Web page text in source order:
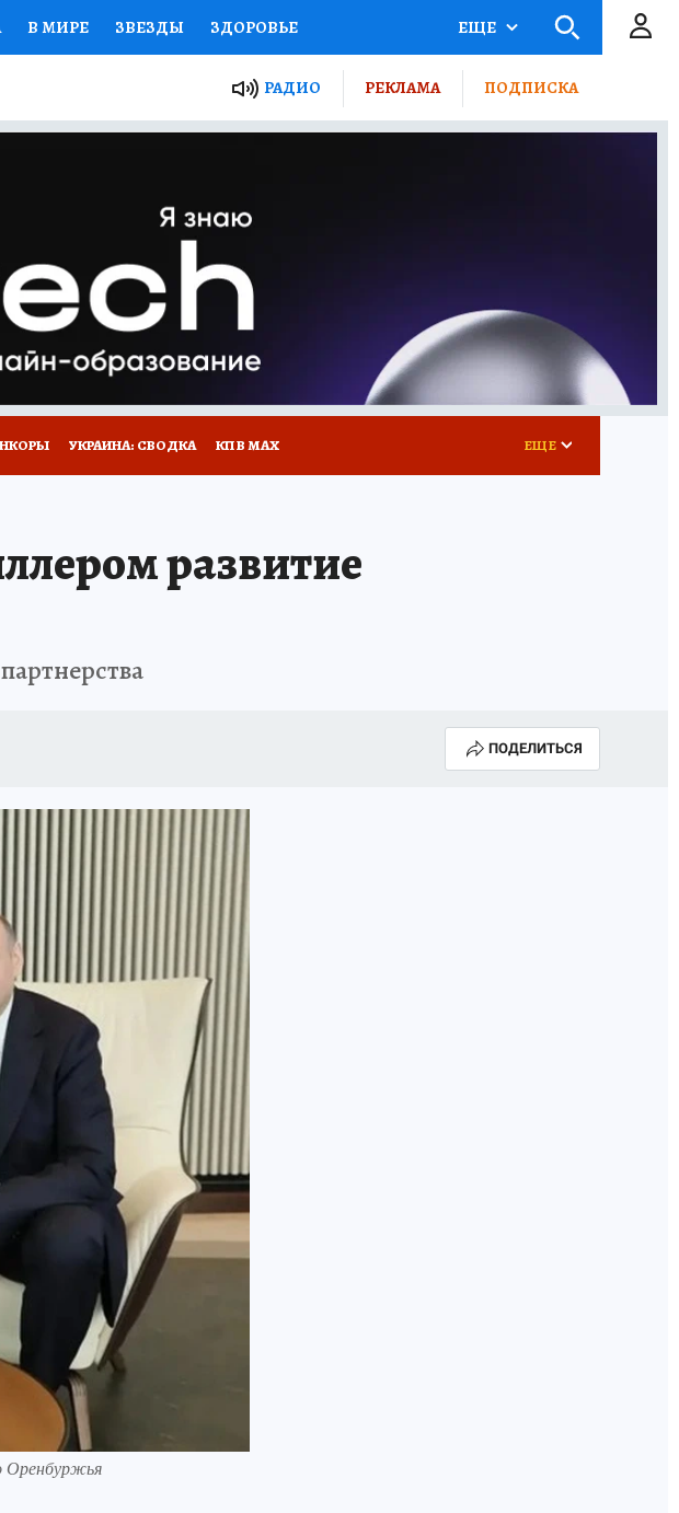
В МИРЕ ЗВЕЗДЫ ЗДОРОВЬЕ
ПРОЕКТЫ РОССИИ
ЖЕНСКИЕ СЕКРЕТЫ ПУТЕВОДИТЕЛЬ
ГИД ПОТРЕБИТЕЛЯ
ЕЩЕ
РАДИО РЕКЛАМА ПОДПИСКА
УКРАИНА: СВОДКА КП В МАХ ЕЩЕ
развитие
ПОДЕЛИТЬСЯ
Оренбуржья